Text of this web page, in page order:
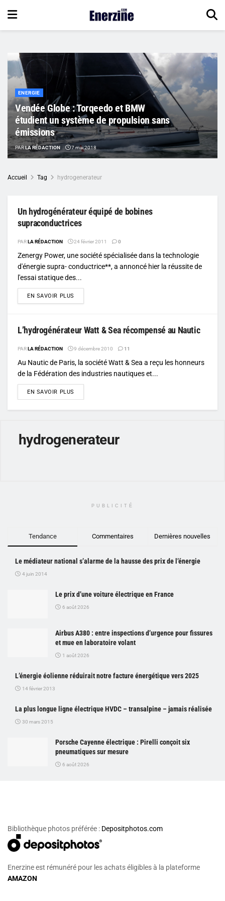
ENERGIE
Vendée Globe : Torqeedo et BMW
étudient un système de propulsion sans
émissions
PARLA RÉDACTION 7 mai 2018
Accueil Tag hydrogenerateur
Un hydrogénérateur équipé de bobines
supraconductrices
PARLA RÉDACTION 24 février 2011 0
Zenergy Power, une société spécialisée dans la technologie
d'énergie supra- conductrice**, a annoncé hier la réussite de
l'essai statique des...
EN SAVOIR PLUS
L’hydrogénérateur Watt & Sea récompensé au Nautic
PARLA RÉDACTION 9 décembre 2010 11
Au Nautic de Paris, la société Watt & Sea a reçu les honneurs
de la Fédération des industries nautiques et...
EN SAVOIR PLUS
hydrogenerateur
PUBLICITÉ
Tendance Commentaires Dernières nouvelles
Le médiateur national s’alarme de la hausse des prix de l’énergie
4 juin 2014
Le prix d’une voiture électrique en France
6 août 2026
Airbus A380 : entre inspections d’urgence pour fissures
et mue en laboratoire volant
1 août 2026
L’énergie éolienne réduirait notre facture énergétique vers 2025
14 février 2013
La plus longue ligne électrique HVDC – transalpine – jamais réalisée
30 mars 2015
Porsche Cayenne électrique : Pirelli conçoit six
pneumatiques sur mesure
6 août 2026
Bibliothèque photos préférée : Depositphotos.com
Enerzine est rémunéré pour les achats éligibles à la plateforme
AMAZON